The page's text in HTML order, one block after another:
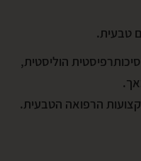
טבעית.
הוליסטית,
הרפואה הטבעית.